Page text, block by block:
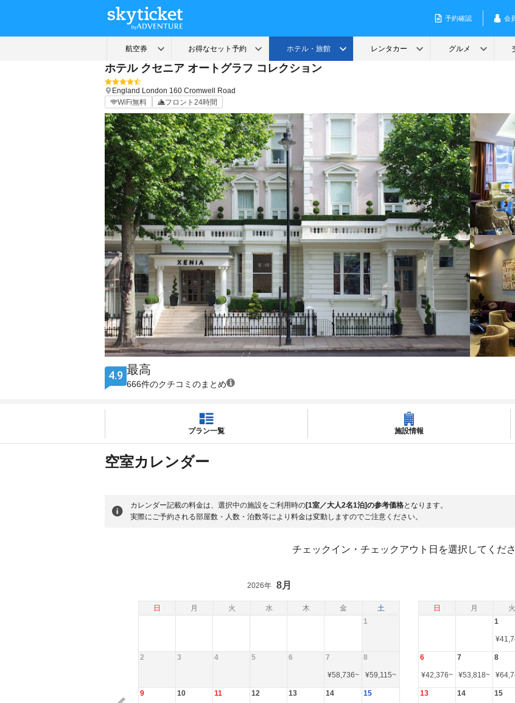
ホテル クセニア オートグラフ コレクション
England London 160 Cromwell Road
WiFi無料
フロント24時間
4.9 最高
666件のクチコミのまとめ
プラン一覧 施設情報
空室カレンダー
カレンダー記載の料金は、選択中の施設をご利用時の[1室／大人2名1泊]の参考価格となります。
実際にご予約される部屋数・人数・泊数等により料金は変動しますのでご注意ください。
チェックイン・チェックアウト日を選択してくだ
日 月 火 水 木 金 土 日 月 火
2026年 8月
1
2 3 4 5 6 7
¥58,736~
8
¥59,115~
9 10 11 12 13 14 15
1
¥
6
¥42,376~
7
¥53,818~
8
¥
13 14 15